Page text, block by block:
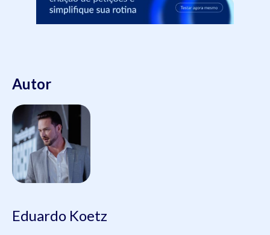
Autor
Eduardo Koetz